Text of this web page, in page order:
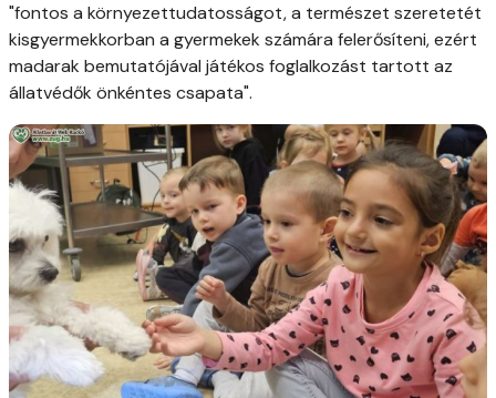
"fontos a környezettudatosságot, a természet szeretetét
kisgyermekkorban a gyermekek számára felerősíteni, ezért
madarak bemutatójával játékos foglalkozást tartott az
állatvédők önkéntes csapata".